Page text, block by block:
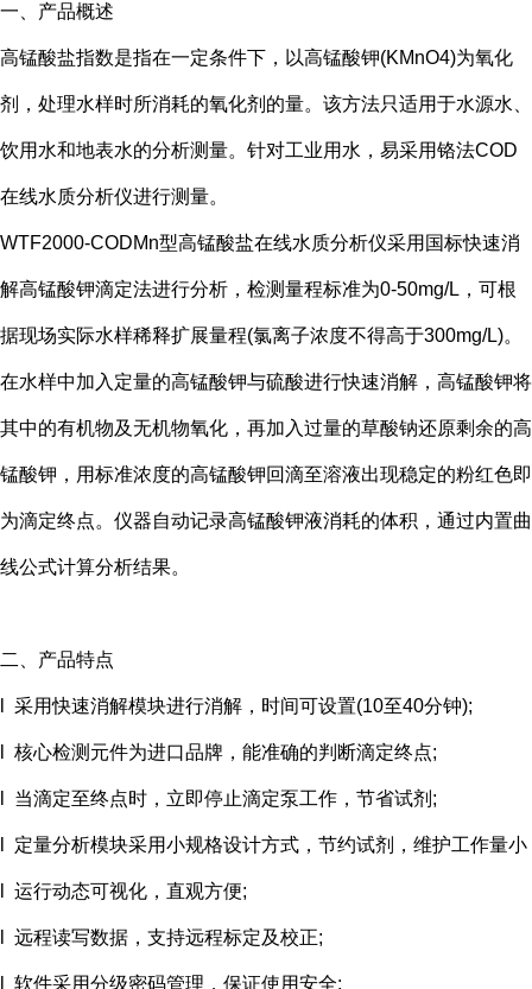
一、产品概述
高锰酸盐指数是指在一定条件下，以高锰酸钾(KMnO4)为氧化
剂，处理水样时所消耗的氧化剂的量。该方法只适用于水源水、
饮用水和地表水的分析测量。针对工业用水，易采用铬法COD
在线水质分析仪进行测量。
WTF2000-CODMn型高锰酸盐在线水质分析仪采用国标快速消
解高锰酸钾滴定法进行分析，检测量程标准为0-50mg/L，可根
据现场实际水样稀释扩展量程(氯离子浓度不得高于300mg/L)。
在水样中加入定量的高锰酸钾与硫酸进行快速消解，高锰酸钾将
其中的有机物及无机物氧化，再加入过量的草酸钠还原剩余的高
锰酸钾，用标准浓度的高锰酸钾回滴至溶液出现稳定的粉红色即
为滴定终点。仪器自动记录高锰酸钾液消耗的体积，通过内置曲
线公式计算分析结果。
二、产品特点
l 采用快速消解模块进行消解，时间可设置(10至40分钟);
l 核心检测元件为进口品牌，能准确的判断滴定终点;
l 当滴定至终点时，立即停止滴定泵工作，节省试剂;
l 定量分析模块采用小规格设计方式，节约试剂，维护工作量小
l 运行动态可视化，直观方便;
l 远程读写数据，支持远程标定及校正;
l 软件采用分级密码管理，保证使用安全;